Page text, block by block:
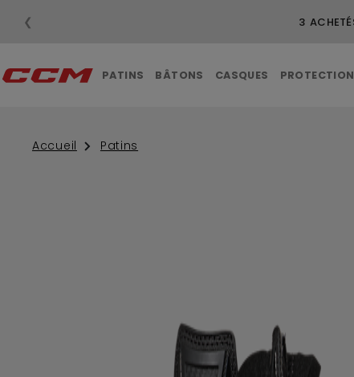
❮
PATINS BÂTONS CASQUES PROTECTION
Accueil Patins